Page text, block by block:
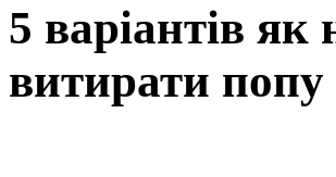
5 варіантів
витирати попу